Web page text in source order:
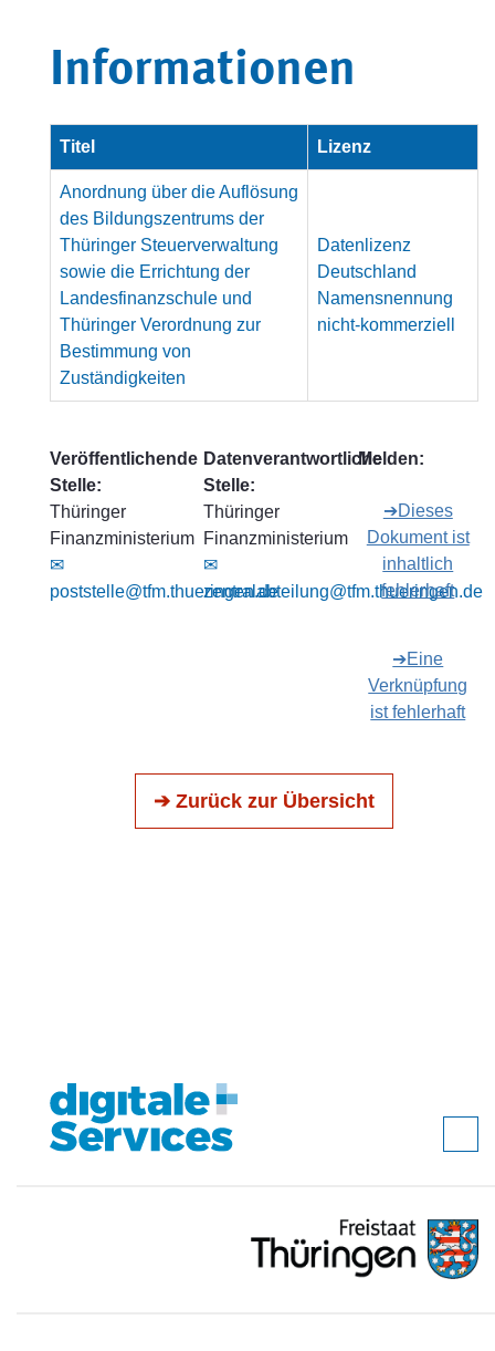
Informationen
Titel Lizenz
Anordnung über die Auflösung
des Bildungszentrums der
Thüringer Steuerverwaltung
sowie die Errichtung der
Landesfinanzschule und
Thüringer Verordnung zur
Bestimmung von
Zuständigkeiten
Datenlizenz
Deutschland
Namensnennung
nicht-kommerziell
Veröffentlichende
Stelle:
Thüringer
Finanzministerium
✉
poststelle@tfm.thueringen.de
Datenverantwortliche
Stelle:
Thüringer
Finanzministerium
✉
zentralabteilung@tfm.thueringen.de
Melden:
➔Dieses
Dokument ist
inhaltlich
fehlerhaft
➔Eine
Verknüpfung
ist fehlerhaft
➔ Zurück zur Übersicht